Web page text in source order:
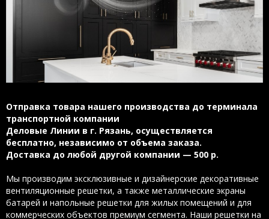
Отправка товара нашего производства до терминала
транспортной компании
Деловые Линии в г. Рязань, осуществляется
бесплатно, независимо от объема заказа.
Доставка до любой другой компании — 500 р.
Мы производим эксклюзивные и дизайнерские декоративные
вентиляционные решетки, а также металлические экраны
батарей и напольные решетки для жилых помещений и для
коммерческих объектов премиум сегмента. Наши решетки на